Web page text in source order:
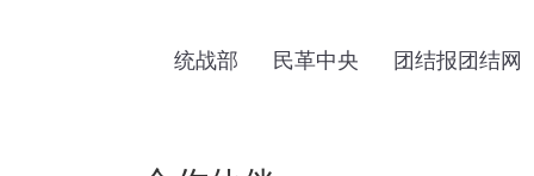
统战部 民革中央 团结报团结网